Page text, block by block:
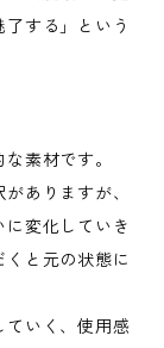
する」という
素材です。
ありますが、
変化していき
と元の状態に
ていく、使用感